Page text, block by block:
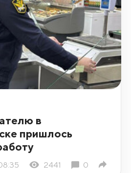
в
пришлось
2441 0